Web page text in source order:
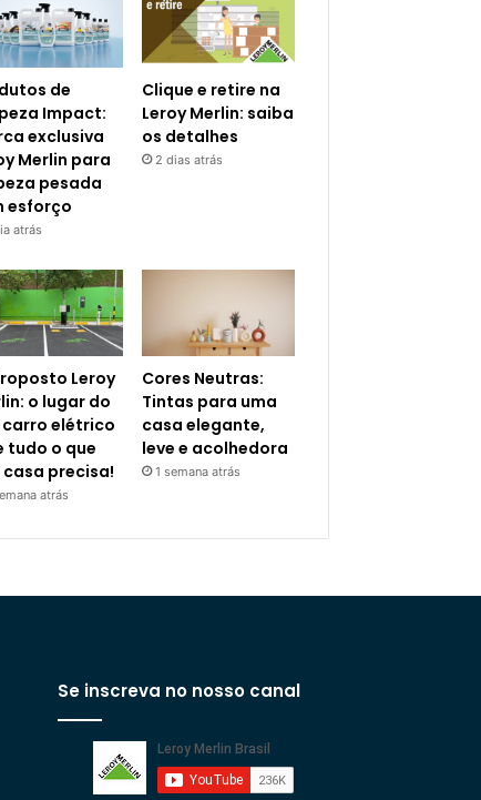
de
Impact:
exclusiva
Merlin para
pesada
esforço
atrás
Clique e retire na
Leroy Merlin: saiba
os detalhes
2 dias atrás
Leroy
o lugar do
carro elétrico
tudo o que
casa precisa!
atrás
Cores Neutras:
Tintas para uma
casa elegante,
leve e acolhedora
1 semana atrás
Se inscreva no nosso canal